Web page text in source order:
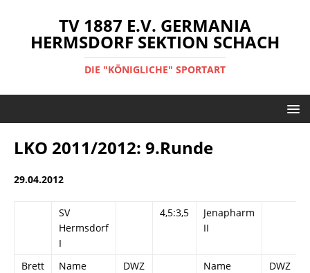
TV 1887 E.V. GERMANIA
HERMSDORF SEKTION SCHACH
DIE "KÖNIGLICHE" SPORTART
LKO 2011/2012: 9.Runde
29.04.2012
SV
Hermsdorf
I
4,5:3,5
Jenapharm
II
Brett Name DWZ Name
DWZ